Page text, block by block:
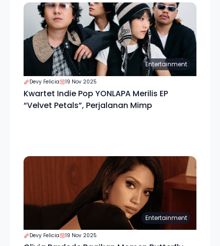
Entertainment
Devy Felicia 19 Nov 2025
Kwartet Indie Pop YONLAPA Merilis EP
“Velvet Petals”, Perjalanan Mimp
Entertainment
Devy Felicia 19 Nov 2025